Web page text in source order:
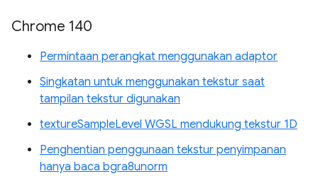
Chrome 140
Permintaan perangkat menggunakan adaptor
Singkatan untuk menggunakan tekstur saat
tampilan tekstur digunakan
textureSampleLevel WGSL mendukung tekstur 1D
Penghentian penggunaan tekstur penyimpanan
hanya baca bgra8unorm